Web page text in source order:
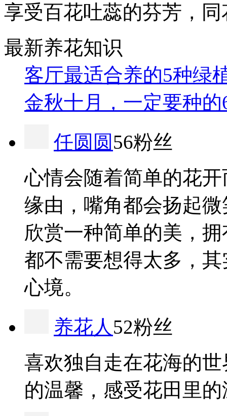
享受百花吐蕊的芬芳，
最新养花知识
客厅最适合养的5种绿
金秋十月，一定要种
任圆圆56粉丝
心情会随着简单的花
缘由，嘴角都会扬起
欣赏一种简单的美，
都不需要想得太多，
心境。
养花人 52粉丝
喜欢独自走在花海的
的温馨，感受花田里